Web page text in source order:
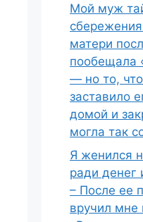
Мой муж
матери
пообещала
— но то,
заставило
домой и
могла так
Я женился
ради денег
– После ее
вручил мне